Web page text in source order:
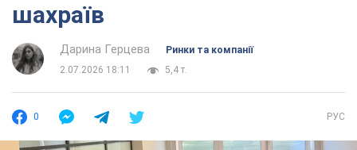
шахраїв
Дарина Герцева
Ринки та компанії
2.07.2026 18:11
5,4 т.
0 РУС